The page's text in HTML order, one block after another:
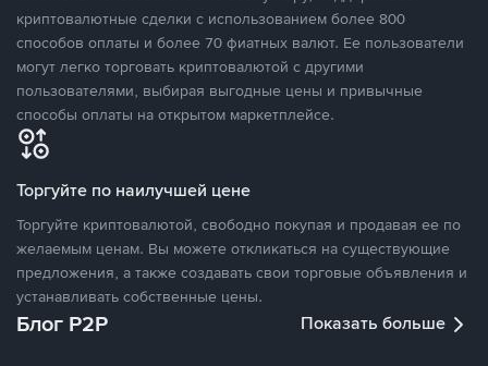
криптовалютные сделки с использованием более 800
способов оплаты и более 70 фиатных валют. Ее пользователи
могут легко торговать криптовалютой с другими
пользователями, выбирая выгодные цены и привычные
способы оплаты на открытом маркетплейсе.
Торгуйте по наилучшей цене
Торгуйте криптовалютой, свободно покупая и продавая ее по
желаемым ценам. Вы можете откликаться на существующие
предложения, а также создавать свои торговые объявления и
устанавливать собственные цены.
Блог P2P Показать больше